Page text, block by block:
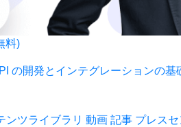
料)
の開発とインテグレーションの基
ンツライブラリ 動画 記事 プレス